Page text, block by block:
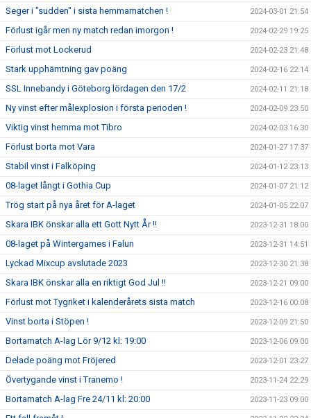
Seger i "sudden" i sista hemmamatchen ! 2024-03-01 21:54
Förlust igår men ny match redan imorgon ! 2024-02-29 19:25
Förlust mot Lockerud 2024-02-23 21:48
Stark upphämtning gav poäng 2024-02-16 22:14
SSL Innebandy i Göteborg lördagen den 17/2 2024-02-11 21:18
Ny vinst efter målexplosion i första perioden ! 2024-02-09 23:50
Viktig vinst hemma mot Tibro 2024-02-03 16:30
Förlust borta mot Vara 2024-01-27 17:37
Stabil vinst i Falköping 2024-01-12 23:13
08-laget långt i Gothia Cup 2024-01-07 21:12
Trög start på nya året för A-laget 2024-01-05 22:07
Skara IBK önskar alla ett Gott Nytt År !! 2023-12-31 18:00
08-laget på Wintergames i Falun 2023-12-31 14:51
Lyckad Mixcup avslutade 2023 2023-12-30 21:38
Skara IBK önskar alla en riktigt God Jul !! 2023-12-21 09:00
Förlust mot Tygriket i kalenderårets sista match 2023-12-16 00:08
Vinst borta i Stöpen ! 2023-12-09 21:50
Bortamatch A-lag Lör 9/12 kl: 19:00 2023-12-06 09:00
Delade poäng mot Fröjered 2023-12-01 23:27
Övertygande vinst i Tranemo ! 2023-11-24 22:29
Bortamatch A-lag Fre 24/11 kl: 20:00 2023-11-23 09:00